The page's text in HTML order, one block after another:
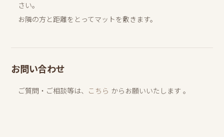
さい。
お隣の方と距離をとってマットを敷きます。
お問い合わせ
ご質問・ご相談等は、 こちら からお願いいたします 。